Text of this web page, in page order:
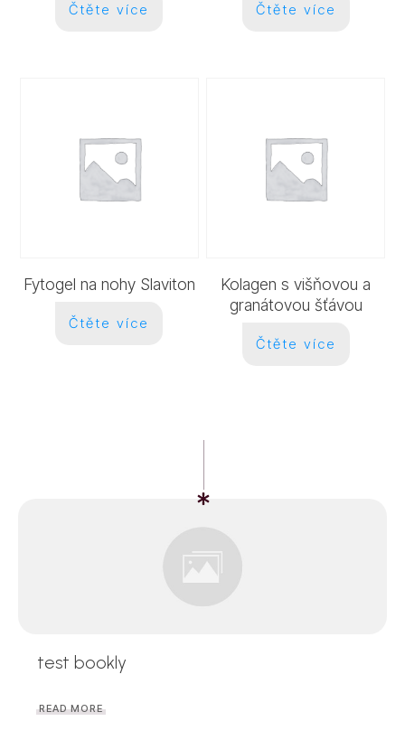
Čtěte více Čtěte více
Fytogel na nohy Slaviton
Čtěte více
Kolagen s višňovou a
granátovou šťávou
Čtěte více
test bookly
READ MORE